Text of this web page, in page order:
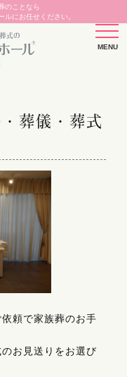
のことなら
にお任せください。
葬儀・葬式
頼で家族葬のお手
お見送りをお選び